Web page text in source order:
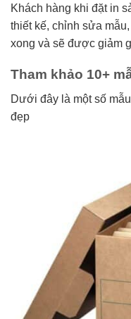
Khách hàng khi đặt in
thiết kế, chỉnh sửa
xong và sẽ được giảm
Tham khảo 10+
Dưới đây là một số
đẹp